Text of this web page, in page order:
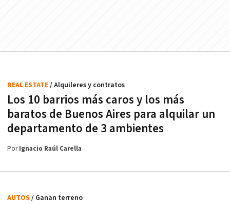
Los 10 barrios más caros y los más
baratos de Buenos Aires para alquilar un
departamento de 3 ambientes
REAL ESTATE/ Alquileres y contratos
PorIgnacio Raúl Carella
AUTOS / Ganan terreno